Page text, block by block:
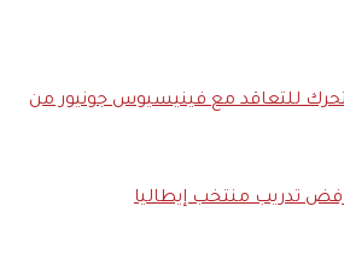
للتعاقد مع فينيسيوس جونيور من
تدريب منتخب إيطاليا